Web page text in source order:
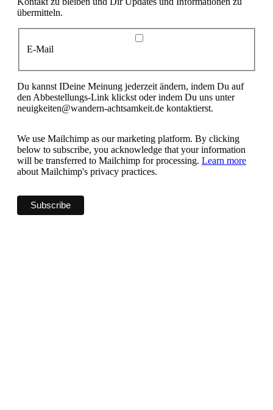
übermitteln.
E-Mail
Du kannst IDeine Meinung jederzeit ändern, indem Du auf
den Abbestellungs-Link klickst oder indem Du uns unter
neuigkeiten@wandern-achtsamkeit.de kontaktierst.
We use Mailchimp as our marketing platform. By clicking
below to subscribe, you acknowledge that your information
will be transferred to Mailchimp for processing. Learn more
about Mailchimp's privacy practices.